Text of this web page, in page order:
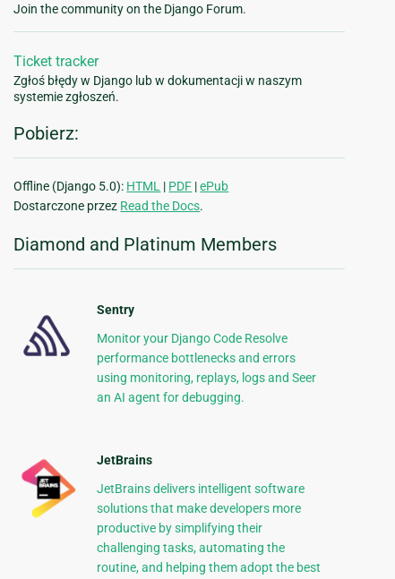
Join the community on the Django Forum.
Ticket tracker
Zgłoś błędy w Django lub w dokumentacji w naszym
systemie zgłoszeń.
Pobierz:
Offline (Django 5.0): HTML | PDF |ePub
Dostarczone przez Read the Docs.
Diamond and Platinum Members
Sentry
Monitor your Django Code Resolve
performance bottlenecks and errors
using monitoring, replays, logs and Seer
an AI agent for debugging.
JetBrains
JetBrains delivers intelligent software
solutions that make developers more
productive by simplifying their
challenging tasks, automating the
routine, and helping them adopt the best